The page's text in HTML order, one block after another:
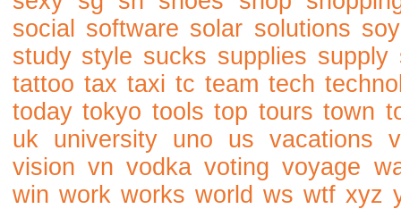
social
software solar solutions soy
study style sucks supplies supply
tattoo tax taxi tc team tech
today tokyo tools top tours town
uk
university uno us vacations
vision vn vodka voting voyage
win work works world ws wtf xyz